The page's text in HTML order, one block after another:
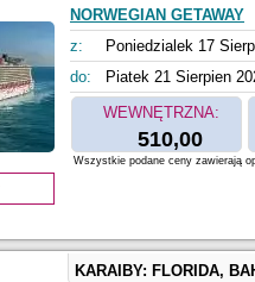
NORWEGIAN GETAWAY
z:
Poniedzialek 17
do:
Piatek 21 Sierpien
WEWNĘTRZNA:
510,00
Wszystkie podane ceny zawierają
KARAIBY: FLORIDA,